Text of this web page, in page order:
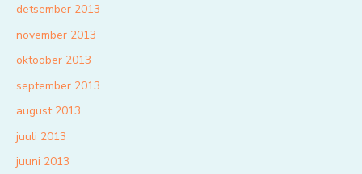
detsember 2013
november 2013
oktoober 2013
september 2013
august 2013
juuli 2013
juuni 2013